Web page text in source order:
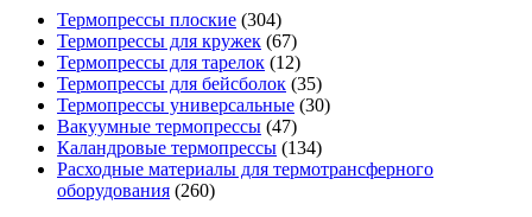
Термопрессы плоские (304)
Термопрессы для кружек (67)
Термопрессы для тарелок (12)
Термопрессы для бейсболок (35)
Термопрессы универсальные (30)
Вакуумные термопрессы (47)
Каландровые термопрессы (134)
Расходные материалы для термотрансферного
оборудования (260)